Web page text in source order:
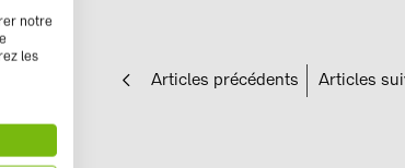
Articles précédents Articles
notre
les